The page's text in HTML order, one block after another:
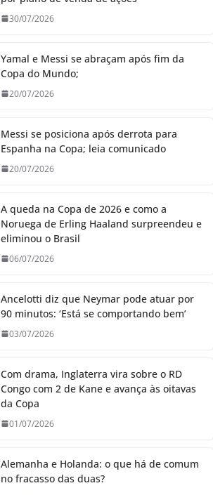
30/07/2026
Yamal e Messi se abraçam após fim da
Copa do Mundo;
20/07/2026
Messi se posiciona após derrota para
Espanha na Copa; leia comunicado
20/07/2026
A queda na Copa de 2026 e como a
Noruega de Erling Haaland surpreendeu e
eliminou o Brasil
06/07/2026
Ancelotti diz que Neymar pode atuar por
90 minutos: ‘Está se comportando bem’
03/07/2026
Com drama, Inglaterra vira sobre o RD
Congo com 2 de Kane e avança às oitavas
da Copa
01/07/2026
Alemanha e Holanda: o que há de comum
no fracasso das duas?